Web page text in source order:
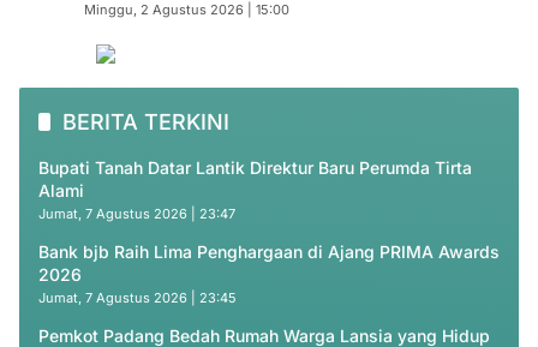
Minggu, 2 Agustus 2026 | 15:00
BERITA TERKINI
Bupati Tanah Datar Lantik Direktur Baru Perumda Tirta
Alami
Jumat, 7 Agustus 2026 | 23:47
Bank bjb Raih Lima Penghargaan di Ajang PRIMA Awards
2026
Jumat, 7 Agustus 2026 | 23:45
Pemkot Padang Bedah Rumah Warga Lansia yang Hidup